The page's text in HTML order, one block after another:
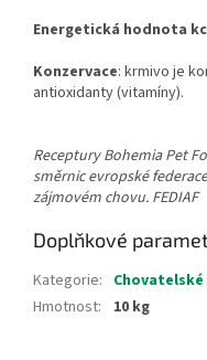
Energetická hodnota
Konzervace: krmivo je
antioxidanty (vitamíny).
Receptury Bohemia Pet
směrnic evropské
zájmovém chovu. FEDIAF
Doplňkové
Kategorie:
Hmotnost: 10 kg